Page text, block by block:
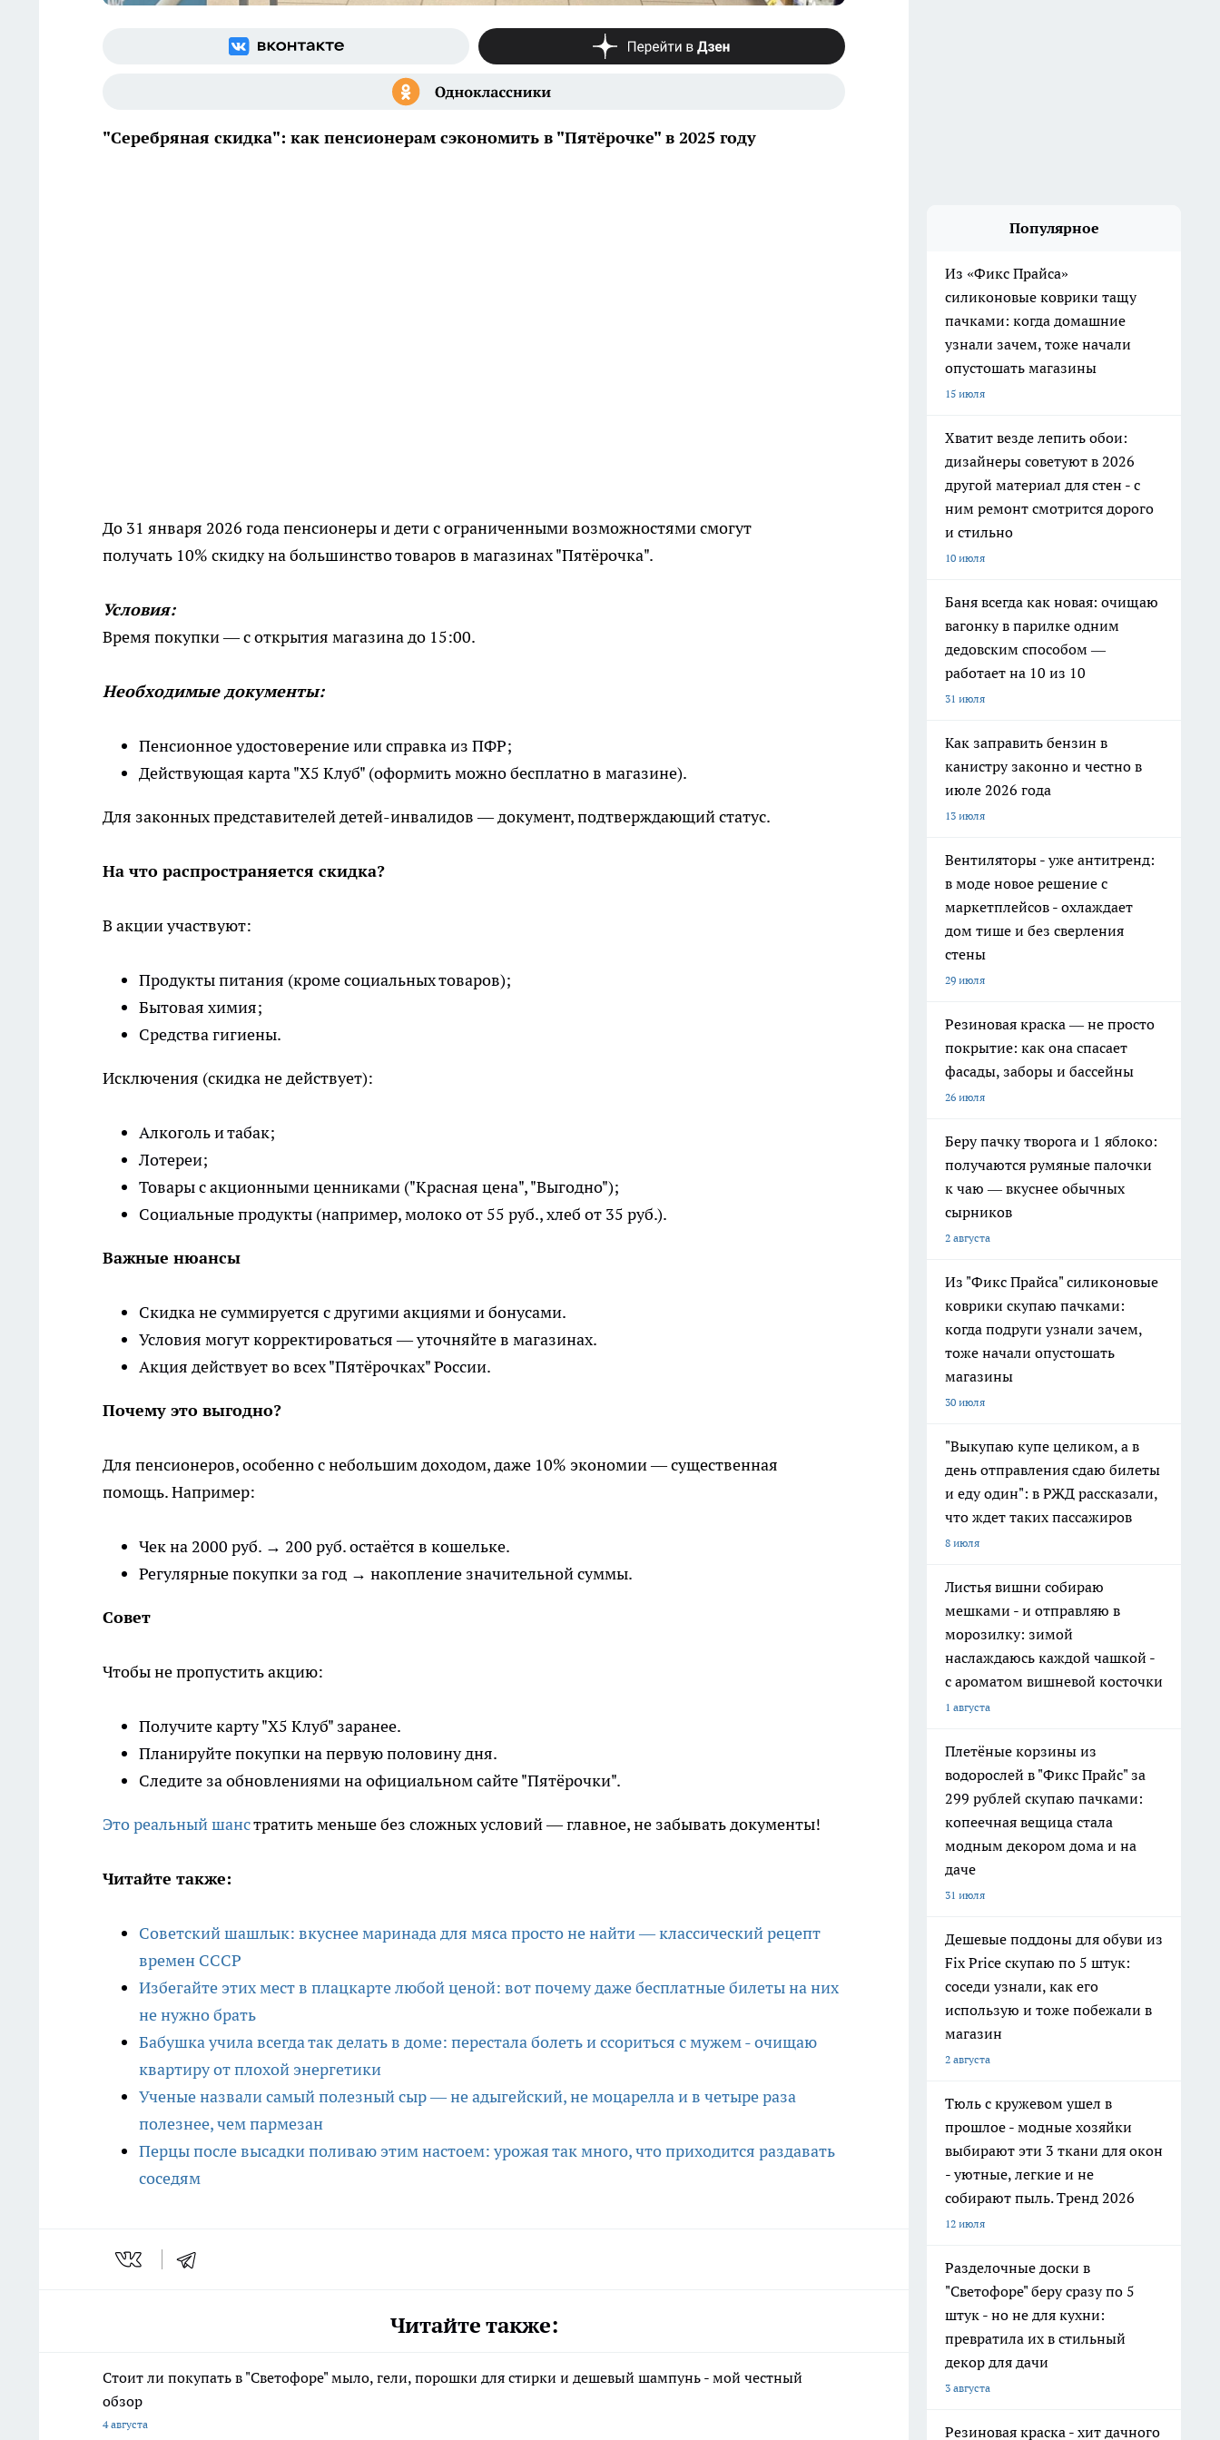
"Серебряная скидка": как пенсионерам сэкономить в "Пятёрочке" в 2025 году
До 31 января 2026 года пенсионеры и дети с ограниченными возможностями смогут
получать 10% скидку на большинство товаров в магазинах "Пятёрочка".
Условия:
Время покупки — с открытия магазина до 15:00.
Необходимые документы:
Пенсионное удостоверение или справка из ПФР;
Действующая карта "Х5 Клуб" (оформить можно бесплатно в магазине).
Для законных представителей детей-инвалидов — документ, подтверждающий статус.
На что распространяется скидка?
В акции участвуют:
Продукты питания (кроме социальных товаров);
Бытовая химия;
Средства гигиены.
Исключения (скидка не действует):
Алкоголь и табак;
Лотереи;
Товары с акционными ценниками ("Красная цена", "Выгодно");
Социальные продукты (например, молоко от 55 руб., хлеб от 35 руб.).
Важные нюансы
Скидка не суммируется с другими акциями и бонусами.
Условия могут корректироваться — уточняйте в магазинах.
Акция действует во всех "Пятёрочках" России.
Почему это выгодно?
Для пенсионеров, особенно с небольшим доходом, даже 10% экономии — существенная
помощь. Например:
Чек на 2000 руб. → 200 руб. остаётся в кошельке.
Регулярные покупки за год → накопление значительной суммы.
Совет
Чтобы не пропустить акцию:
Получите карту "Х5 Клуб" заранее.
Планируйте покупки на первую половину дня.
Следите за обновлениями на официальном сайте "Пятёрочки".
Это реальный шанстратить меньше без сложных условий — главное, не забывать документы!
Читайте также:
Советский шашлык: вкуснее маринада для мяса просто не найти — классический рецепт
времен СССР
Избегайте этих мест в плацкарте любой ценой: вот почему даже бесплатные билеты на них
не нужно брать
Бабушка учила всегда так делать в доме: перестала болеть и ссориться с мужем - очищаю
квартиру от плохой энергетики
Ученые назвали самый полезный сыр — не адыгейский, не моцарелла и в четыре раза
полезнее, чем пармезан
Перцы после высадки поливаю этим настоем: урожая так много, что приходится раздавать
соседям
Читайте также:
Стоит ли покупать в "Светофоре" мыло, гели, порошки для стирки и дешевый шампунь - мой честный
обзор
4 августа
Популярное
Из «Фикс Прайса»
силиконовые коврики тащу
пачками: когда домашние
узнали зачем, тоже начали
опустошать магазины
15 июля
Хватит везде лепить обои:
дизайнеры советуют в 2026
другой материал для стен - с
ним ремонт смотрится дорого
и стильно
10 июля
Баня всегда как новая: очищаю
вагонку в парилке одним
дедовским способом —
работает на 10 из 10
31 июля
Как заправить бензин в
канистру законно и честно в
июле 2026 года
13 июля
Вентиляторы - уже антитренд:
в моде новое решение с
маркетплейсов - охлаждает
дом тише и без сверления
стены
29 июля
Резиновая краска — не просто
покрытие: как она спасает
фасады, заборы и бассейны
26 июля
Беру пачку творога и 1 яблоко:
получаются румяные палочки
к чаю — вкуснее обычных
сырников
2 августа
Из "Фикс Прайса" силиконовые
коврики скупаю пачками:
когда подруги узнали зачем,
тоже начали опустошать
магазины
30 июля
"Выкупаю купе целиком, а в
день отправления сдаю билеты
и еду один": в РЖД рассказали,
что ждет таких пассажиров
8 июля
Листья вишни собираю
мешками - и отправляю в
морозилку: зимой
наслаждаюсь каждой чашкой -
с ароматом вишневой косточки
1 августа
Плетёные корзины из
водорослей в "Фикс Прайс" за
299 рублей скупаю пачками:
копеечная вещица стала
модным декором дома и на
даче
31 июля
Дешевые поддоны для обуви из
Fix Price скупаю по 5 штук:
соседи узнали, как его
использую и тоже побежали в
магазин
2 августа
Тюль с кружевом ушел в
прошлое - модные хозяйки
выбирают эти 3 ткани для окон
- уютные, легкие и не
собирают пыль. Тренд 2026
12 июля
Разделочные доски в
"Светофоре" беру сразу по 5
штук - но не для кухни:
превратила их в стильный
декор для дачи
3 августа
Резиновая краска - хит дачного